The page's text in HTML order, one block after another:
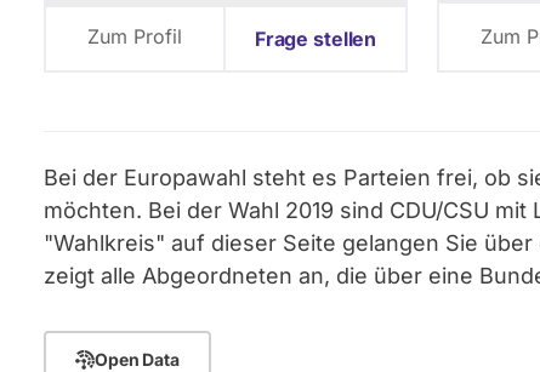
Zum Profil Frage stellen Zum
Bei der Europawahl steht es Parteien frei, ob
möchten. Bei der Wahl 2019 sind CDU/CSU
"Wahlkreis" auf dieser Seite gelangen Sie
zeigt alle Abgeordneten an, die über eine
Open Data